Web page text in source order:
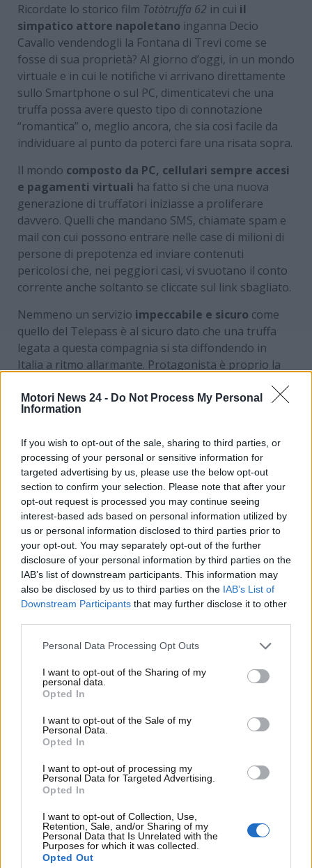
Motori News 24 - Do Not Process My Personal
Information
If you wish to opt-out of the sale, sharing to third parties, or
processing of your personal or sensitive information for
targeted advertising by us, please use the below opt-out
section to confirm your selection. Please note that after your
opt-out request is processed you may continue seeing
interest-based ads based on personal information utilized by
us or personal information disclosed to third parties prior to
your opt-out. You may separately opt-out of the further
disclosure of your personal information by third parties on the
IAB’s list of downstream participants. This information may
also be disclosed by us to third parties on the IAB’s List of
Downstream Participants that may further disclose it to other
Personal Data Processing Opt Outs
I want to opt-out of the Sharing of my
personal data.
Opted In
I want to opt-out of the Sale of my
Personal Data.
Opted In
I want to opt-out of processing my
Personal Data for Targeted Advertising.
Opted In
I want to opt-out of Collection, Use,
Retention, Sale, and/or Sharing of my
Personal Data that Is Unrelated with the
Purposes for which it was collected.
Opted Out
Ricordate lo storico film Totòtruffa 62 in cui il
simpatico attore napoletano inganna Decio
Cavallo vendendogli la Fontana di Trevi come se
fosse di sua proprietà? Al giorno d’oggi, in un mondo
virtuale e in cui le notifiche vi arrivano direttamente
sullo Smartphone o sul PC, dimenticatevi che una
truffa possa avere questo tipo di connotazione
“romantica” o, meglio ancora, che sia così facile da
individuare al punto da poterci fare una risata sopra.
Il mondo composto da PC, cellulari sempre accesi
e pagamenti virtuali ha fatto si che una nuova
generazione di truffatori iniziasse a proliferare
davvero. Quelli che mandano SMS, chiamate spam e
mail con cui possono entrare nelle case di milioni di
persone di prepotenza ed inviare contenuti
pericolosi che, nei peggiori casi, vi svuotano il conto
corrente anche soltanto se cliccate sul link sbagliato.
Nemmeno un servizio impeccabile e sicuro come
quello del Telepass è al sicuro dato che una truffa
legata a questa compagnia si sta diffondendo in
Italia a ritmo allarmante. Protagonista è proprio la
ritrovarvi un messaggio apparentemente legittimo e
sicuro. Ma che in realtà, nasconde un pericolo
Allarme Telepass: impazza la
truffa
La mail incriminata è stata ricevutada parecchie
persone, non sappiamo di preciso quantema
abbastanza da dare il via ad una segnalazione di
massa alla Polizia Postale e a Telepass stessa che ha
diffidato da questo tipo di contenuto, fornendo
alcuni strumenti ai cittadini e soprattutto ai clienti del
servizio così da evitare di cascarci. Tutto parte con
una Mail che almeno a parole, rientra nel dominio